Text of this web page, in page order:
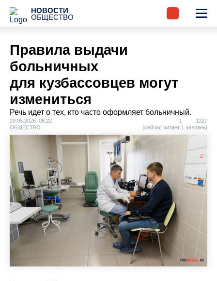
НОВОСТИ
ОБЩЕСТВО
Правила выдачи
больничных
для кузбассовцев могут
измениться
Речь идет о тех, кто часто оформляет больничный.
29.05.2026 08:22
ОБЩЕСТВО
1
1227
(сейчас читает 1 человек)